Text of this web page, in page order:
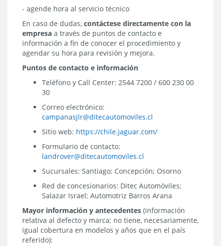
- agende hora al servicio técnico
En caso de dudas, contáctese directamente con la
empresa a través de puntos de contacto e
información a fin de conocer el procedimiento y
agendar su hora para revisión y mejora.
Puntos de contacto e información
Teléfono y Call Center: 2544 7200 / 600 230 00
30
Correo electrónico:
campanasjlr@ditecautomoviles.cl
Sitio web: https://chile.jaguar.com/
Formulario de contacto:
landrover@ditecautomoviles.cl
Sucursales: Santiago; Concepción; Osorno
Red de concesionarios: Ditec Automóviles;
Salazar Israel; Automotriz Barros Arana
Mayor información y antecedentes (información
relativa al defecto y marca; no tiene, necesariamente,
igual cobertura en modelos y años que en el país
referido):